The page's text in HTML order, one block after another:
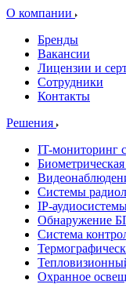
О компании
Бренды
Вакансии
Лицензии и
Сотрудники
Контакты
Решения
IT-мониторинг
Системы
IP-
Обнаружение
Система
Охранное